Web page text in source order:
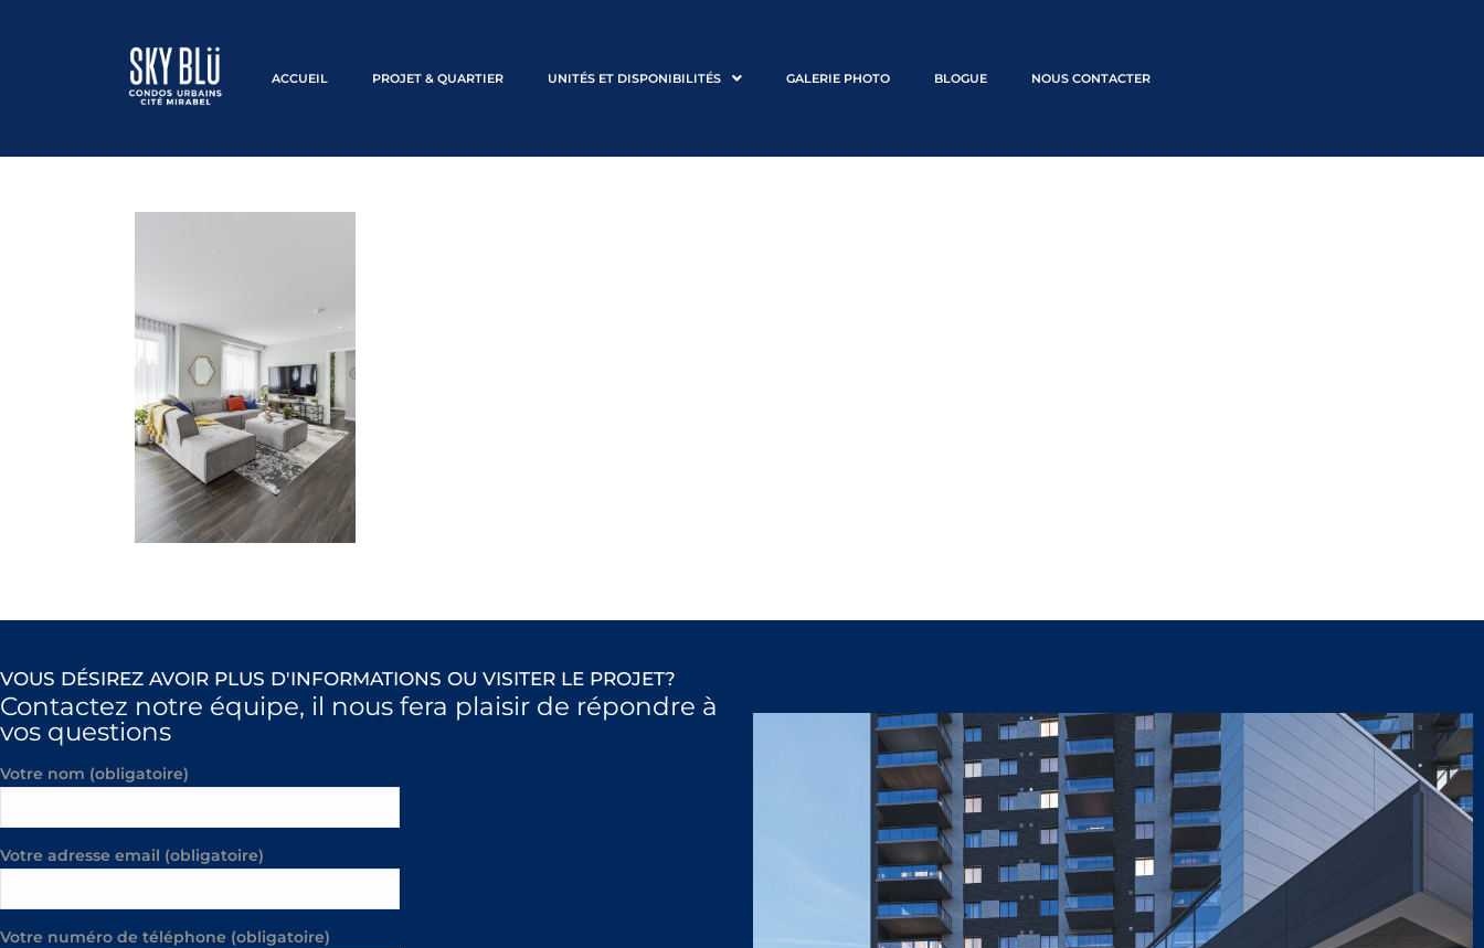
ACCUEIL PROJET & QUARTIER UNITÉS ET DISPONIBILITÉS GALERIE PHOTO BLOGUE NOUS CONTACTER
VOUS DÉSIREZ AVOIR PLUS D'INFORMATIONS OU VISITER LE PROJET?
Contactez notre équipe, il nous fera plaisir de répondre à
vos questions
Votre nom (obligatoire)
Votre adresse email (obligatoire)
Votre numéro de téléphone (obligatoire)